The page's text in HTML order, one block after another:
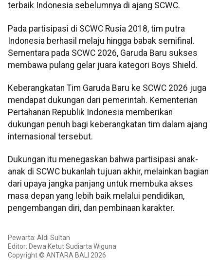
terbaik Indonesia sebelumnya di ajang SCWC.
Pada partisipasi di SCWC Rusia 2018, tim putra
Indonesia berhasil melaju hingga babak semifinal.
Sementara pada SCWC 2026, Garuda Baru sukses
membawa pulang gelar juara kategori Boys Shield.
Keberangkatan Tim Garuda Baru ke SCWC 2026 juga
mendapat dukungan dari pemerintah. Kementerian
Pertahanan Republik Indonesia memberikan
dukungan penuh bagi keberangkatan tim dalam ajang
internasional tersebut.
Dukungan itu menegaskan bahwa partisipasi anak-
anak di SCWC bukanlah tujuan akhir, melainkan bagian
dari upaya jangka panjang untuk membuka akses
masa depan yang lebih baik melalui pendidikan,
pengembangan diri, dan pembinaan karakter.
Pewarta: Aldi Sultan
Editor: Dewa Ketut Sudiarta Wiguna
Copyright © ANTARA BALI 2026